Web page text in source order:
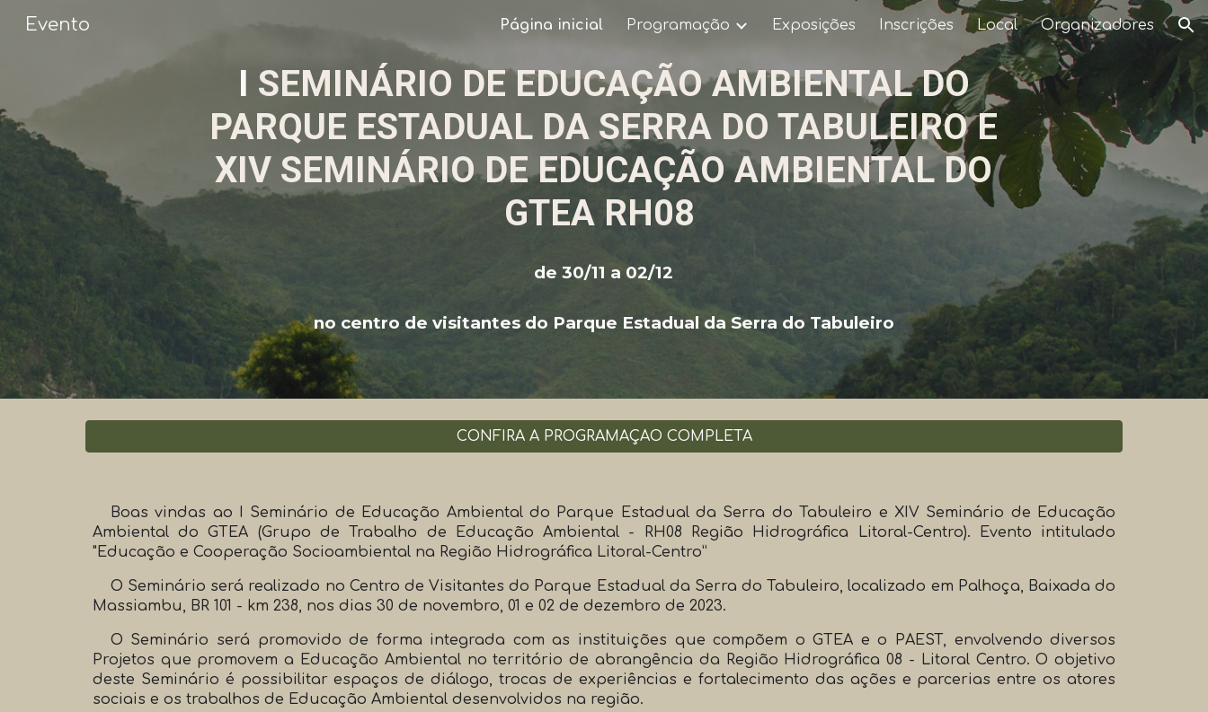
Skip to main content Skip to navigation
Evento Página inicial Programação Exposições Inscrições Local Organizadores
I SEMINÁRIO DE EDUCAÇÃO AMBIENTAL DO
PARQUE ESTADUAL DA SERRA DO TABULEIRO E
XIV SEMINÁRIO DE EDUCAÇÃO AMBIENTAL DO
GTEA RH08
de 30/11 a 02/12
no centro de visitantes do Parque Estadual da Serra do Tabuleiro
CONFIRA A PROGRAMAÇÃO COMPLETA
Boas vindas ao I Seminário de Educação Ambiental do Parque Estadual da Serra do Tabuleiro e XIV Seminário de Educação
Ambiental do GTEA (Grupo de Trabalho de Educação Ambiental - RH08 Região Hidrográfica Litoral-Centro). Evento intitulado
"Educação e Cooperação Socioambiental na Região Hidrográfica Litoral-Centro”
O Seminário será realizado no Centro de Visitantes do Parque Estadual da Serra do Tabuleiro, localizado em Palhoça, Baixada do
Massiambu, BR 101 - km 238, nos dias 30 de novembro, 01 e 02 de dezembro de 2023.
O Seminário será promovido de forma integrada com as instituições que compõem o GTEA e o PAEST, envolvendo diversos
Projetos que promovem a Educação Ambiental no território de abrangência da Região Hidrográfica 08 - Litoral Centro. O objetivo
deste Seminário é possibilitar espaços de diálogo, trocas de experiências e fortalecimento das ações e parcerias entre os atores
sociais e os trabalhos de Educação Ambiental desenvolvidos na região.